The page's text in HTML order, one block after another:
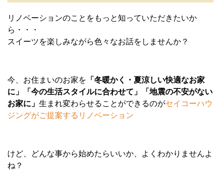
リノベーションのことをもっと知っていただきたいか
ら・・・
スイーツを楽しみながら色々なお話をしませんか？
今、お住まいのお家を 「冬暖かく・夏涼しい快適なお家
に」「今の生活スタイルに合わせて」「地震の不安がない
お家に」 生まれ変わらせることができるのがセイコーハウ
ジングがご提案するリノベーション
けど、どんな事から始めたらいいか、よくわかりませんよ
ね？